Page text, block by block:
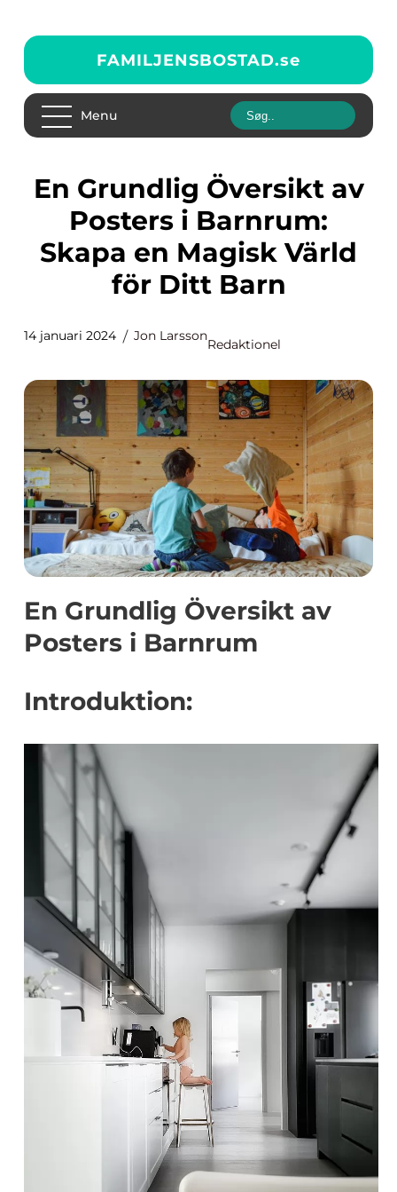
FAMILJENSBOSTAD.se
Menu
En Grundlig Översikt av
Posters i Barnrum:
Skapa en Magisk Värld
för Ditt Barn
14 januari 2024 Jon Larsson
Redaktionel
En Grundlig Översikt av
Posters i Barnrum
Introduktion: